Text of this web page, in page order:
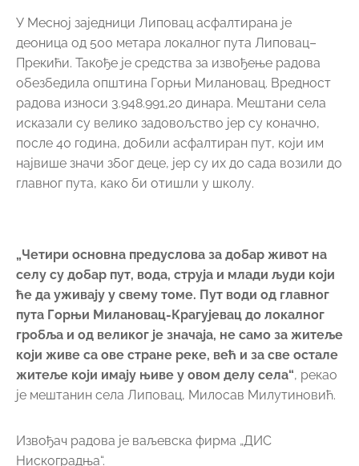
У Месној заједници Липовац асфалтирана је
деоница од 500 метара локалног пута Липовац–
Прекићи. Такође је средства за извођење радова
обезбедила општина Горњи Милановац. Вредност
радова износи 3.948.991,20 динара. Мештани села
исказали су велико задовољство јер су коначно,
после 40 година, добили асфалтиран пут, који им
највише значи због деце, јер су их до сада возили до
главног пута, како би отишли у школу.
„Четири основна предуслова за добар живот на
селу су добар пут, вода, струја и млади људи који
ће да уживају у свему томе. Пут води од главног
пута Горњи Милановац-Крагујевац до локалног
гробља и од великог је значаја, не само за житеље
који живе са ове стране реке, већ и за све остале
житеље који имају њиве у овом делу села“, рекао
је мештанин села Липовац, Милосав Милутиновић.
Извођач радова је ваљевска фирма „ДИС
Нискоградња“.